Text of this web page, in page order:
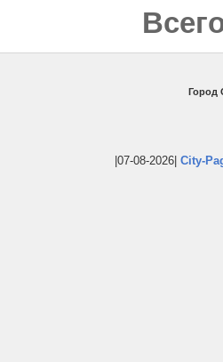
Город
|07-08-2026| City-